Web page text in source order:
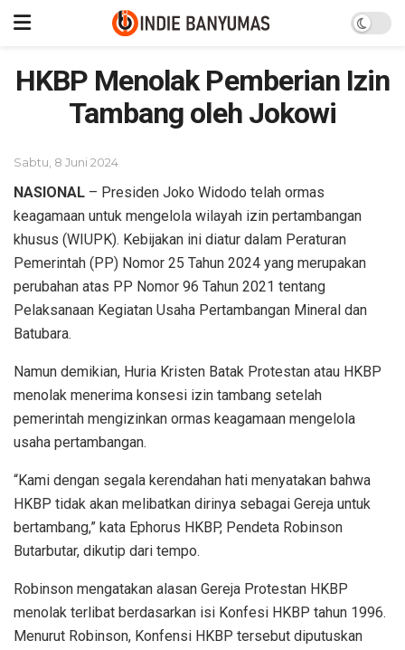
HKBP Menolak Pemberian Izin
Tambang oleh Jokowi
Sabtu, 8 Juni 2024
NASIONAL – Presiden Joko Widodo telah ormas
keagamaan untuk mengelola wilayah izin pertambangan
khusus (WIUPK). Kebijakan ini diatur dalam Peraturan
Pemerintah (PP) Nomor 25 Tahun 2024 yang merupakan
perubahan atas PP Nomor 96 Tahun 2021 tentang
Pelaksanaan Kegiatan Usaha Pertambangan Mineral dan
Batubara.
Namun demikian, Huria Kristen Batak Protestan atau HKBP
menolak menerima konsesi izin tambang setelah
pemerintah mengizinkan ormas keagamaan mengelola
usaha pertambangan.
“Kami dengan segala kerendahan hati menyatakan bahwa
HKBP tidak akan melibatkan dirinya sebagai Gereja untuk
bertambang,” kata Ephorus HKBP, Pendeta Robinson
Butarbutar, dikutip dari tempo.
Robinson mengatakan alasan Gereja Protestan HKBP
menolak terlibat berdasarkan isi Konfesi HKBP tahun 1996.
Menurut Robinson, Konfensi HKBP tersebut diputuskan